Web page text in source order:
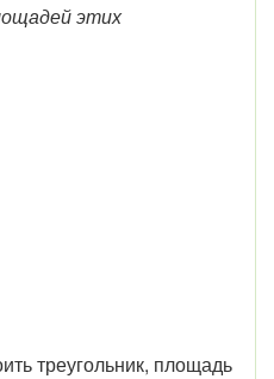
этих
треугольник, площадь